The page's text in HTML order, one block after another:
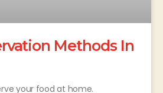
Methods In
your food at home.